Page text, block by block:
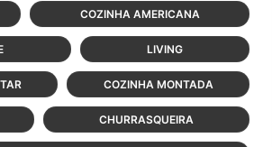
COZINHA AMERICANA
LIVING
COZINHA MONTADA
CHURRASQUEIRA